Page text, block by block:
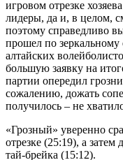
игровом отрезке
лидеры, да и, в целом,
поэтому справедливо
прошел по
алтайских
большую заявку на
партии опередил
сожалению, дожать
получилось – не
«Грозный» уверенно
отрезке (25:19), а
тай-брейка (15:12).